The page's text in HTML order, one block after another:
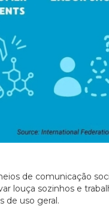
de comunicação
louça sozinhos e
de uso geral.